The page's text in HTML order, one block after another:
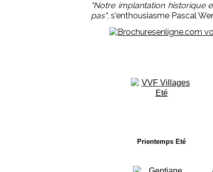
"Notre implantation historique
pas", s'enthousiasme Pascal
Prientemps Eté